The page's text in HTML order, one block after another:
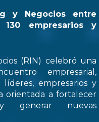
y Negocios entre
empresarios y
(RIN) celebró una
empresarial,
empresarios y
orientada a fortalecer
y generar nuevas